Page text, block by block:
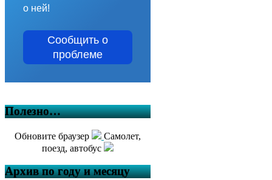
о ней!
Сообщить о
проблеме
Полезно…
Обновите браузер
Самолет,
поезд, автобус
Архив по году и месяцу